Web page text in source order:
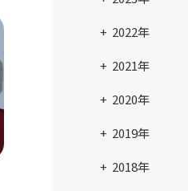
2022年
2021年
2020年
2019年
2018年